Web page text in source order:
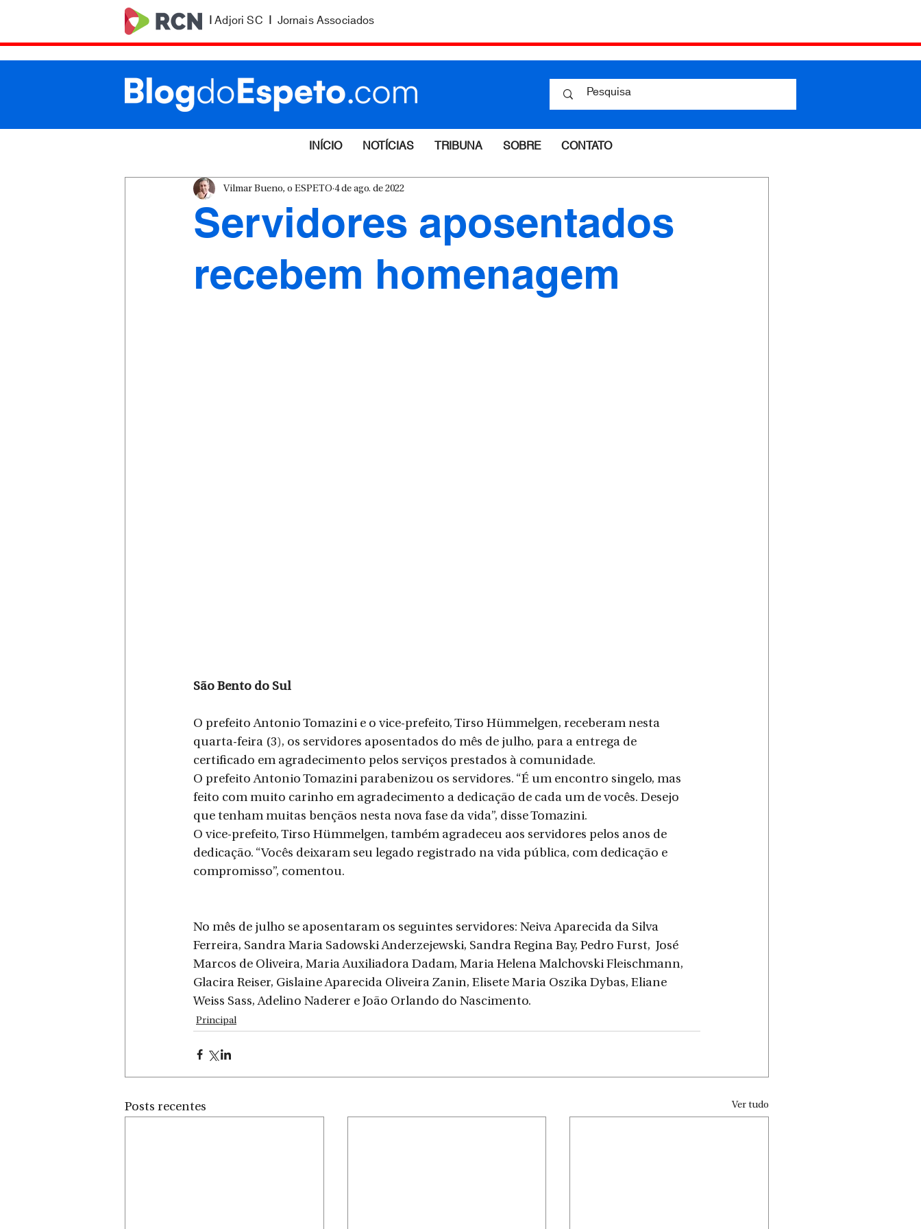
|Adjori SC | Jornais Associados
INÍCIO NOTÍCIAS TRIBUNA SOBRE CONTATO
Servidores aposentados
recebem homenagem
Vilmar Bueno, o ESPETO 4 de ago. de 2022
São Bento do Sul
O prefeito Antonio Tomazini e o vice-prefeito, Tirso Hümmelgen, receberam nesta
quarta-feira (3), os servidores aposentados do mês de julho, para a entrega de
certificado em agradecimento pelos serviços prestados à comunidade.
O prefeito Antonio Tomazini parabenizou os servidores. “É um encontro singelo, mas
feito com muito carinho em agradecimento a dedicação de cada um de vocês. Desejo
que tenham muitas bençãos nesta nova fase da vida”, disse Tomazini.
O vice-prefeito, Tirso Hümmelgen, também agradeceu aos servidores pelos anos de
dedicação. “Vocês deixaram seu legado registrado na vida pública, com dedicação e
compromisso”, comentou.
No mês de julho se aposentaram os seguintes servidores: Neiva Aparecida da Silva
Ferreira, Sandra Maria Sadowski Anderzejewski, Sandra Regina Bay, Pedro Furst,  José
Marcos de Oliveira, Maria Auxiliadora Dadam, Maria Helena Malchovski Fleischmann,
Glacira Reiser, Gislaine Aparecida Oliveira Zanin, Elisete Maria Oszika Dybas, Eliane
Weiss Sass, Adelino Naderer e João Orlando do Nascimento.
Principal
Posts recentes Ver tudo